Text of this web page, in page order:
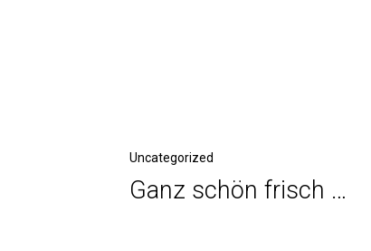
Uncategorized
Ganz schön frisch …